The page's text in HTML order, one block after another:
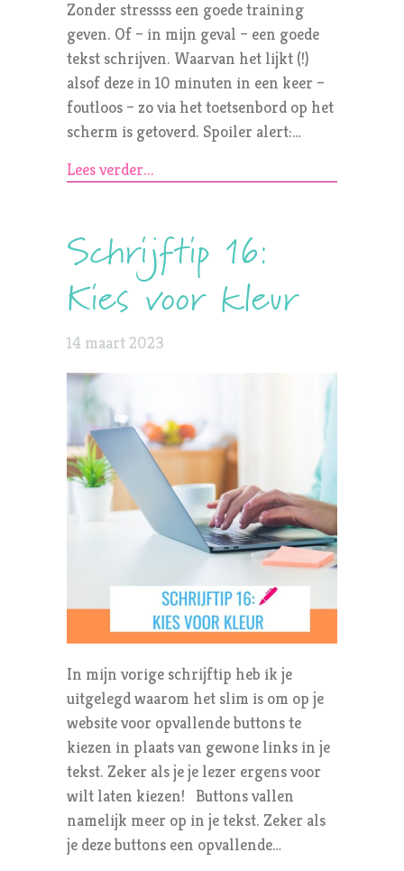
Zonder stressss een goede training
geven. Of – in mijn geval – een goede
tekst schrijven. Waarvan het lijkt (!)
alsof deze in 10 minuten in een keer –
foutloos – zo via het toetsenbord op het
scherm is getoverd. Spoiler alert:…
Lees verder...
Schrijftip 16:
Kies voor kleur
14 maart 2023
In mijn vorige schrijftip heb ik je
uitgelegd waarom het slim is om op je
website voor opvallende buttons te
kiezen in plaats van gewone links in je
tekst. Zeker als je je lezer ergens voor
wilt laten kiezen! Buttons vallen
namelijk meer op in je tekst. Zeker als
je deze buttons een opvallende…